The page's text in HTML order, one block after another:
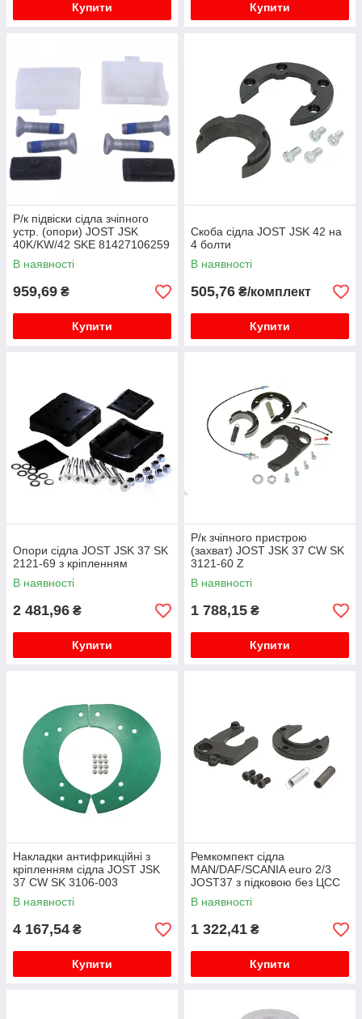
Купити Купити
Р/к підвіски сідла зчіпного
устр. (опори) JOST JSK
40K/KW/42 SKE 81427106259
В наявності
959,69 ₴
Купити
Скоба сідла JOST JSK 42 на
4 болти
В наявності
505,76 ₴/комплект
Купити
Опори сідла JOST JSK 37 SK
2121-69 з кріпленням
В наявності
2 481,96 ₴
Купити
Р/к зчіпного пристрою
(захват) JOST JSK 37 CW SK
3121-60 Z
В наявності
1 788,15 ₴
Купити
Накладки антифрикційні з
кріпленням сідла JOST JSK
37 CW SK 3106-003
В наявності
4 167,54 ₴
Купити
Ремкомпект сідла
MAN/DAF/SCANIA euro 2/3
JOST37 з підковою без ЦСС
SK3221-50
В наявності
1 322,41 ₴
Купити